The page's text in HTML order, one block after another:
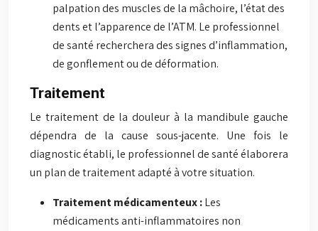
palpation des muscles de la mâchoire, l’état des
dents et l’apparence de l’ATM. Le professionnel
de santé recherchera des signes d’inflammation,
de gonflement ou de déformation.
Traitement
Le traitement de la douleur à la mandibule gauche
dépendra de la cause sous-jacente. Une fois le
diagnostic établi, le professionnel de santé élaborera
un plan de traitement adapté à votre situation.
Traitement médicamenteux :Les
médicaments anti-inflammatoires non